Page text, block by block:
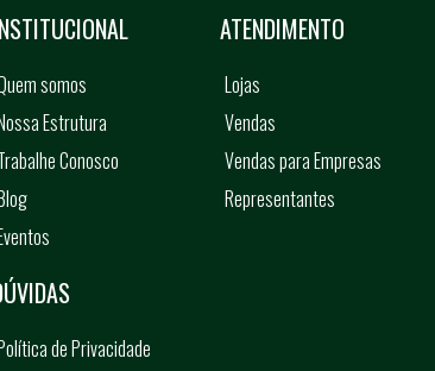
somos
Estrutura
Conosco
ATENDIMENTO
Lojas
Vendas
Vendas para Empresas
Representantes
de Privacidade